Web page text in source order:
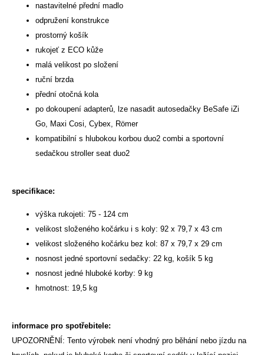
nastavitelné přední madlo
odpružení konstrukce
prostorný košík
rukojeť z ECO kůže
malá velikost po složení
ruční brzda
přední otočná kola
po dokoupení adapterů, lze nasadit autosedačky BeSafe iZi
Go, Maxi Cosi, Cybex, Römer
kompatibilní s hlubokou korbou duo2 combi a sportovní
sedačkou stroller seat duo2
specifikace:
výška rukojeti: 75 - 124 cm
velikost složeného kočárku i s koly: 92 x 79,7 x 43 cm
velikost složeného kočárku bez kol: 87 x 79,7 x 29 cm
nosnost jedné sportovní sedačky: 22 kg, košík 5 kg
nosnost jedné hluboké korby: 9 kg
hmotnost: 19,5 kg
informace pro spotřebitele:
UPOZORNĚNÍ: Tento výrobek není vhodný pro běhání nebo jízdu na